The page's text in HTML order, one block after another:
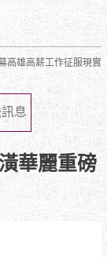
高雄高薪工作征服現實
息
華麗重磅